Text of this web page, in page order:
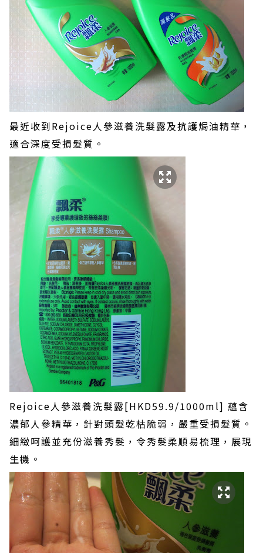
最近收到Rejoice人參滋養洗髮露及抗護焗油精華，
適合深度受損髮質。
Rejoice人參滋養洗髮露[HKD59.9/1000ml] 蘊含
濃郁人參精華，針對頭髮乾枯脆弱，嚴重受損髮質。
細緻呵護並充份滋養秀髮，令秀髮柔順易梳理，展現
生機。